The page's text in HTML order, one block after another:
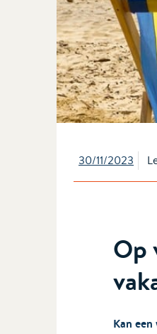
30/11/2023
Op
Kan